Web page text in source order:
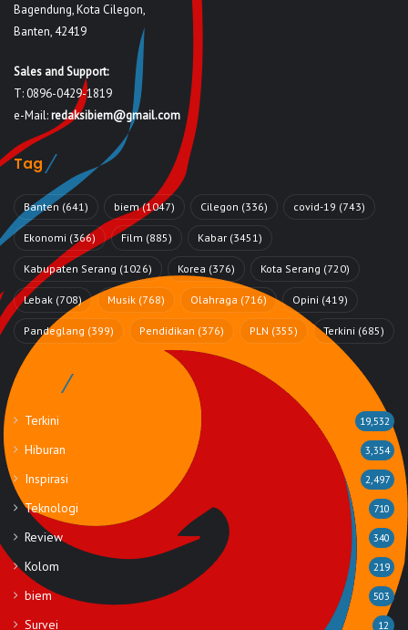
Bagendung, Kota Cilegon,
Banten, 42419
Sales and Support:
T: 0896-0429-1819
e-Mail:redaksibiem@gmail.com
Tag
Banten (641) biem(1047) Cilegon (336) covid-19 (743)
Ekonomi (366) Film (885) Kabar (3451)
Kabupaten Serang (1026) Korea (376) Kota Serang (720)
Lebak (708) Musik (768) Olahraga (716) Opini (419)
Pandeglang (399) Pendidikan (376) PLN (355) Terkini (685)
Rubrik
Terkini 19,532
Hiburan 3,354
Inspirasi 2,497
Teknologi 710
Review 340
Kolom 219
biem 503
Survei 12